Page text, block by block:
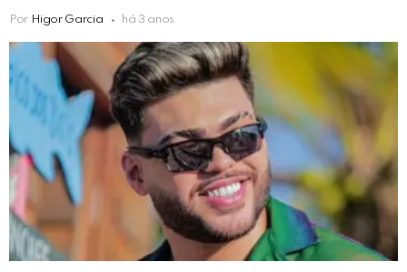
Por Higor Garcia há 3 anos